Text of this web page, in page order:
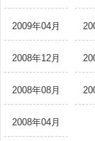
2009年04月
2008年12月
2008年08月
2008年04月